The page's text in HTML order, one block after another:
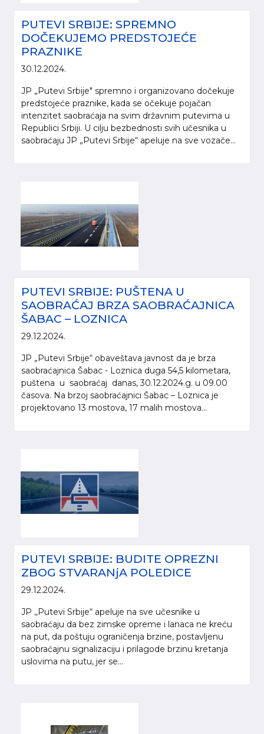
PUTEVI SRBIJE: SPREMNO
DOČEKUJEMO PREDSTOJEĆE
PRAZNIKE
30.12.2024.
JP „Putevi Srbije" spremno i organizovano dočekuje
predstojeće praznike, kada se očekuje pojačan
intenzitet saobraćaja na svim državnim putevima u
Republici Srbiji. U cilju bezbednosti svih učesnika u
saobraćaju JP „Putevi Srbije“ apeluje na sve vozače...
PUTEVI SRBIJE: PUŠTENA U
SAOBRAĆAJ BRZA SAOBRAĆAJNICA
ŠABAC – LOZNICA
29.12.2024.
JP „Putevi Srbije“ obaveštava javnost da je brza
saobraćajnica Šabac - Loznica duga 54,5 kilometara,
puštena u saobraćaj danas, 30.12.2024.g. u 09.00
časova. Na brzoj saobraćajnici Šabac – Loznica je
projektovano 13 mostova, 17 malih mostova...
PUTEVI SRBIJE: BUDITE OPREZNI
ZBOG STVARANjA POLEDICE
29.12.2024.
JP ,,Putevi Srbije“ apeluje na sve učesnike u
saobraćaju da bez zimske opreme i lanaca ne kreću
na put, da poštuju ograničenja brzine, postavljenu
saobraćajnu signalizaciju i prilagode brzinu kretanja
uslovima na putu, jer se...